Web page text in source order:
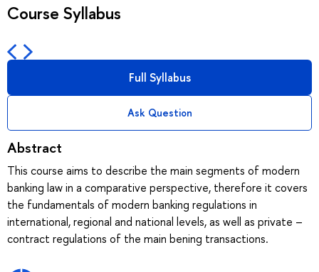
Course Syllabus
Full Syllabus
Ask Question
Abstract
This course aims to describe the main segments of modern
banking law in a comparative perspective, therefore it covers
the fundamentals of modern banking regulations in
international, regional and national levels, as well as private –
contract regulations of the main bening transactions.